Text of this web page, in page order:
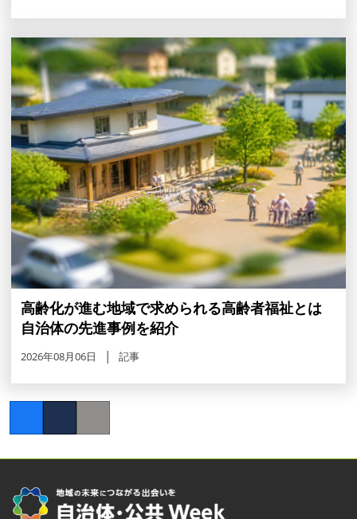
高齢化が進む地域で求められる高齢者福祉とは
自治体の先進事例を紹介
2026年08月06日 記事